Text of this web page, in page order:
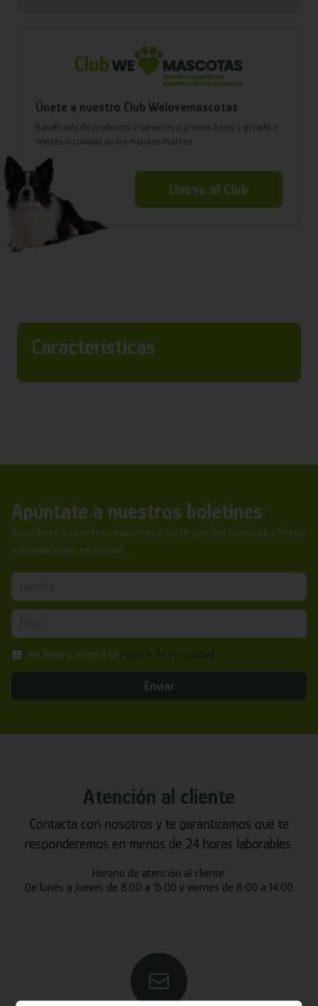
Únete a nuestro Club Welovemascotas
Benefíciate de productos y servicios a precios bajos y accede a
ofertas increíbles de las mejores marcas
Unirse al Club
Características
Apúntate a nuestros boletines
Suscríbete a nuestra newsletter y no te pierdas nuestras ofertas
y promociones exclusivas.
He leído y acepto la
Enviar
Atención al cliente
Contacta con nosotros y te garantizamos que te
responderemos en menos de 24 horas laborables.
Horario de atención al cliente:
De lunes a jueves de 8:00 a 15:00 y viernes de 8:00 a 14:00